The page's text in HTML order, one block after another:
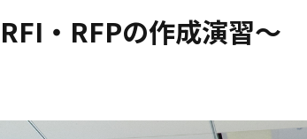
・RFPの作成演習～